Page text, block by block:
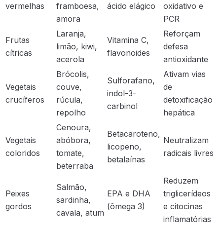
vermelhas
framboesa,
amora
ácido elágico
oxidativo e
PCR
Frutas
cítricas
Laranja,
limão, kiwi,
acerola
Vitamina C,
flavonoides
Reforçam
defesa
antioxidante
Vegetais
crucíferos
Brócolis,
couve,
rúcula,
repolho
Sulforafano,
indol-3-
carbinol
Ativam vias
de
detoxificação
hepática
Vegetais
coloridos
Cenoura,
abóbora,
tomate,
beterraba
Betacaroteno,
licopeno,
betalaínas
Neutralizam
radicais livres
Peixes
gordos
Salmão,
sardinha,
cavala, atum
EPA e DHA
(ômega 3)
Reduzem
triglicerídeos
e citocinas
inflamatórias